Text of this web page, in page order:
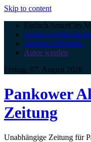
Skip to content
Artikel
Anzeige aufgeben |
Autor werden
Freitag, 07. August 2026
Pankower
Zeitung
Unabhängige Zeitung für